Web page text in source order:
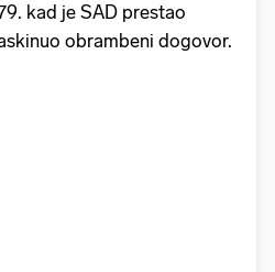
kad je SAD prestao
obrambeni dogovor.